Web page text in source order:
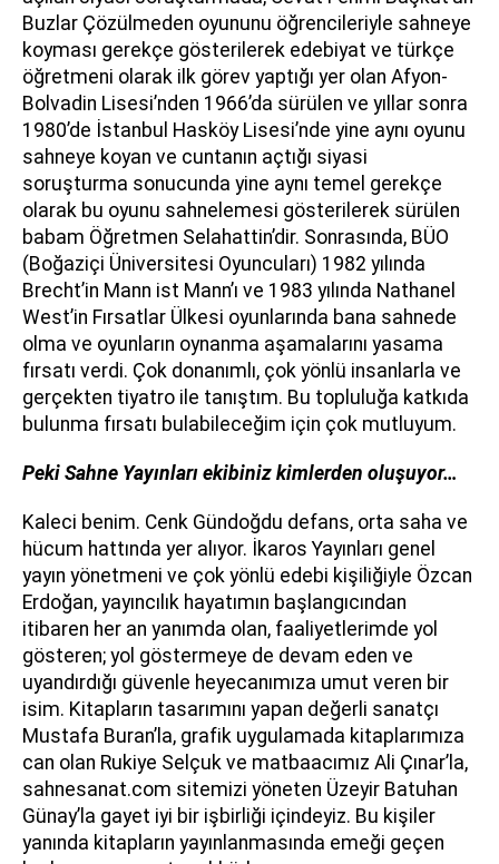
Buzlar Çözülmeden oyununu öğrencileriyle sahneye
koyması gerekçe gösterilerek edebiyat ve türkçe
öğretmeni olarak ilk görev yaptığı yer olan Afyon-
Bolvadin Lisesi’nden 1966’da sürülen ve yıllar sonra
1980’de İstanbul Hasköy Lisesi’nde yine aynı oyunu
sahneye koyan ve cuntanın açtığı siyasi
soruşturma sonucunda yine aynı temel gerekçe
olarak bu oyunu sahnelemesi gösterilerek sürülen
babam Öğretmen Selahattin’dir. Sonrasında, BÜO
(Boğaziçi Üniversitesi Oyuncuları) 1982 yılında
Brecht’in Mann ist Mann’ı ve 1983 yılında Nathanel
West’in Fırsatlar Ülkesi oyunlarında bana sahnede
olma ve oyunların oynanma aşamalarını yasama
fırsatı verdi. Çok donanımlı, çok yönlü insanlarla ve
gerçekten tiyatro ile tanıştım. Bu topluluğa katkıda
bulunma fırsatı bulabileceğim için çok mutluyum.
Peki Sahne Yayınları ekibiniz kimlerden oluşuyor…
Kaleci benim. Cenk Gündoğdu defans, orta saha ve
hücum hattında yer alıyor. İkaros Yayınları genel
yayın yönetmeni ve çok yönlü edebi kişiliğiyle Özcan
Erdoğan, yayıncılık hayatımın başlangıcından
itibaren her an yanımda olan, faaliyetlerimde yol
gösteren; yol göstermeye de devam eden ve
uyandırdığı güvenle heyecanımıza umut veren bir
isim. Kitapların tasarımını yapan değerli sanatçı
Mustafa Buran’la, grafik uygulamada kitaplarımıza
can olan Rukiye Selçuk ve matbaacımız Ali Çınar’la,
sahnesanat.com sitemizi yöneten Üzeyir Batuhan
Günay’la gayet iyi bir işbirliği içindeyiz. Bu kişiler
yanında kitapların yayınlanmasında emeği geçen